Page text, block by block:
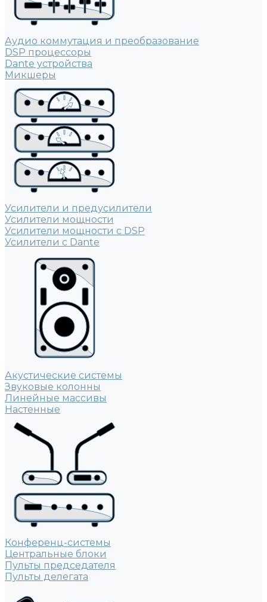
Аудио коммутация и преобразование
DSP процессоры
Dante устройства
Микшеры
Усилители и предусилители
Усилители мощности
Усилители мощности с DSP
Усилители с Dante
Акустические системы
Звуковые колонны
Линейные массивы
Настенные
Конференц-системы
Центральные блоки
Пульты председателя
Пульты делегата